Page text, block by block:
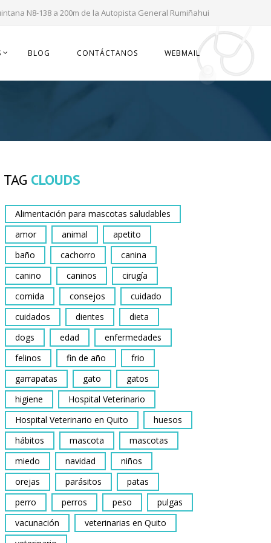
N8-138 a 200m de la Autopista General Rumiñahui
BLOG CONTÁCTANOS WEBMAIL
TAG CLOUDS
Alimentación para mascotas saludables
amor
animal
apetito
baño
cachorro
canina
canino
caninos
cirugía
comida
consejos
cuidado
cuidados
dientes
dieta
dogs
edad
enfermedades
felinos
fin de año
frio
garrapatas
gato
gatos
higiene
Hospital Veterinario
Hospital Veterinario en Quito
huesos
hábitos
mascota
mascotas
miedo
navidad
niños
orejas
parásitos
patas
perro
perros peso
pulgas
vacunación
veterinarias en Quito